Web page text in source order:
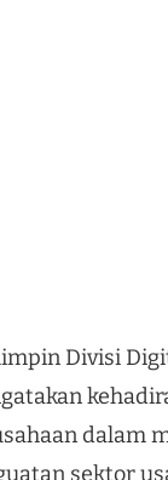
Divisi
dalam
sektor